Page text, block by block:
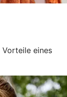
eines